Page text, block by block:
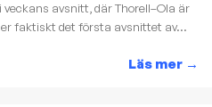
avsnitt, där Thorell–Ola är
faktiskt det första avsnittet av...
Läs mer →